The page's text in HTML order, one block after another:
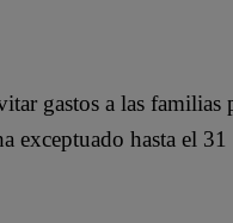
gastos a las
exceptuado hasta el